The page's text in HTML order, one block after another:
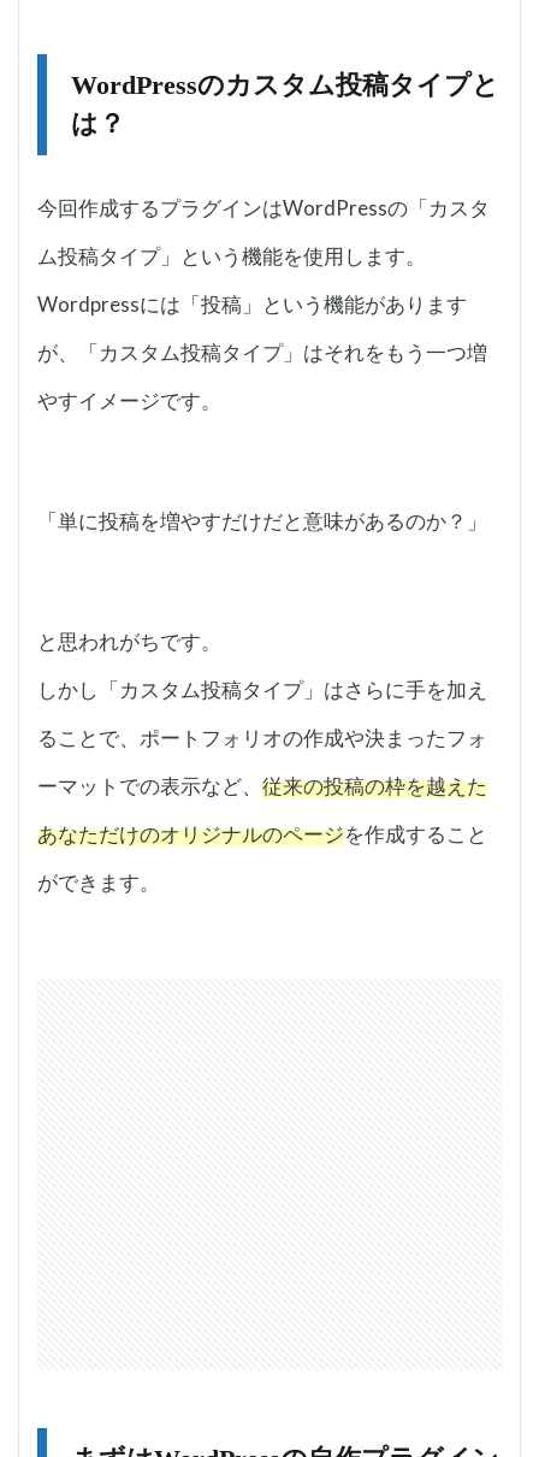
WordPressのカスタム投稿タイプと
は？
今回作成するプラグインはWordPressの「カスタ
ム投稿タイプ」という機能を使用します。
Wordpressには「投稿」という機能があります
が、「カスタム投稿タイプ」はそれをもう一つ増
やすイメージです。
「単に投稿を増やすだけだと意味があるのか？」
と思われがちです。
しかし「カスタム投稿タイプ」はさらに手を加え
ることで、ポートフォリオの作成や決まったフォ
ーマットでの表示など、 従来の投稿の枠を越えた
あなただけのオリジナルのページを作成すること
ができます。